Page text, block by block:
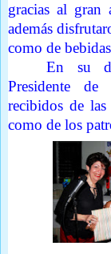
gracias al gran
además
como de
En su
Presidente
recibidos de las
como de los